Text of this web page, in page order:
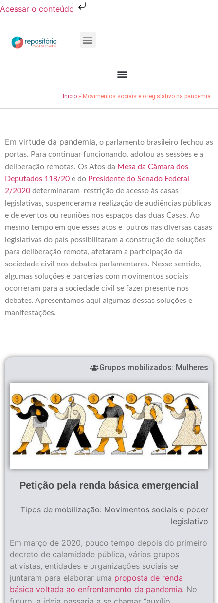
Acessar o conteúdo
Início » Movimentos sociais e o legislativo na pandemia
Em virtude da pandemia, o parlamento brasileiro fechou as
portas. Para continuar funcionando, adotou as sessões e a
deliberação remotas. Os Atos da Mesa da Câmara dos
Deputados 118/20 e do Presidente do Senado Federal
2/2020 determinaram restrição de acesso às casas
legislativas, suspenderam a realização de audiências públicas
e de eventos ou reuniões nos espaços das duas Casas. Ao
mesmo tempo em que esses atos e outros nas diversas casas
legislativas do país possibilitaram a construção de soluções
para deliberação remota, afetaram a participação da
sociedade civil nos debates parlamentares. Nesse sentido,
algumas soluções e parcerias com movimentos sociais
ocorreram para a sociedade civil se fazer presente nos
debates. Apresentamos aqui algumas dessas soluções e
manifestações.
Grupos mobilizados: Mulheres
Petição pela renda básica emergencial
Tipos de mobilização: Movimentos sociais e poder
legislativo
Em março de 2020, pouco tempo depois do primeiro
decreto de calamidade pública, vários grupos
ativistas, entidades e organizações sociais se
juntaram para elaborar uma proposta de renda
básica voltada ao enfrentamento da pandemia. No
futuro, a ideia passaria a se chamar “auxílio